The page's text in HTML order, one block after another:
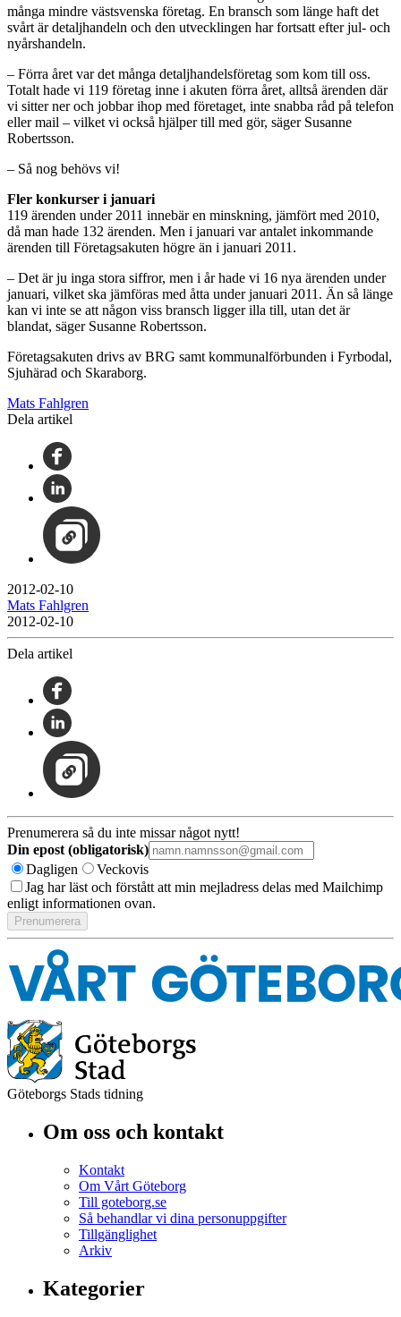
många mindre västsvenska företag. En bransch som länge haft det
svårt är detaljhandeln och den utvecklingen har fortsatt efter jul- och
nyårshandeln.
– Förra året var det många detaljhandelsföretag som kom till oss.
Totalt hade vi 119 företag inne i akuten förra året, alltså ärenden där
vi sitter ner och jobbar ihop med företaget, inte snabba råd på telefon
eller mail – vilket vi också hjälper till med gör, säger Susanne
Robertsson.
– Så nog behövs vi!
Fler konkurser i januari
119 ärenden under 2011 innebär en minskning, jämfört med 2010,
då man hade 132 ärenden. Men i januari var antalet inkommande
ärenden till Företagsakuten högre än i januari 2011.
– Det är ju inga stora siffror, men i år hade vi 16 nya ärenden under
januari, vilket ska jämföras med åtta under januari 2011. Än så länge
kan vi inte se att någon viss bransch ligger illa till, utan det är
blandat, säger Susanne Robertsson.
Företagsakuten drivs av BRG samt kommunalförbunden i Fyrbodal,
Sjuhärad och Skaraborg.
Mats Fahlgren
Dela artikel
2012-02-10
Mats Fahlgren
2012-02-10
Dela artikel
Prenumerera så du inte missar något nytt!
Din epost (obligatorisk)
Dagligen
Veckovis
Jag har läst och förstått att min mejladress delas med Mailchimp
enligt informationen ovan.
Göteborgs Stads tidning
Om oss och kontakt
Kontakt
Om Vårt Göteborg
Till goteborg.se
Så behandlar vi dina personuppgifter
Tillgänglighet
Arkiv
Kategorier